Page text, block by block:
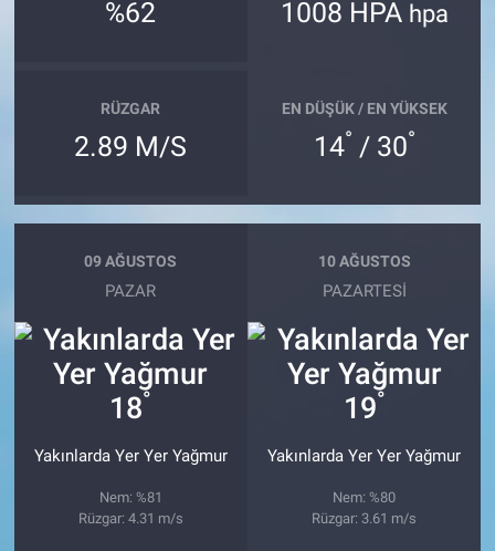
%62 1008 HPA hpa
RÜZGAR
2.89 M/S
EN DÜŞÜK / EN YÜKSEK
14° / 30°
09 AĞUSTOS
PAZAR
18°
Yakınlarda Yer Yer Yağmur
Nem: %81
Rüzgar: 4.31 m/s
10 AĞUSTOS
PAZARTESI
19°
Yakınlarda Yer Yer Yağmur
Nem: %80
Rüzgar: 3.61 m/s